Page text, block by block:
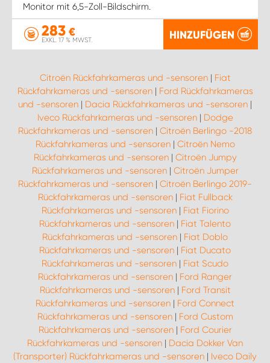
Monitor mit 6,5-Zoll-Bildschirm.
283 €
EXKL. 17 % MWST. HINZUFÜGEN
Citroën Rückfahrkameras und -sensoren| Fiat
Rückfahrkameras und -sensoren| Ford Rückfahrkameras
und -sensoren | Dacia Rückfahrkameras und -sensoren |
Iveco Rückfahrkameras und -sensoren| Dodge
Rückfahrkameras und -sensoren | Citroën Berlingo -2018
Rückfahrkameras und -sensoren| Citroën Nemo
Rückfahrkameras und -sensoren| Citroën Jumpy
Rückfahrkameras und -sensoren| Citroën Jumper
Rückfahrkameras und -sensoren | Citroën Berlingo 2019-
Rückfahrkameras und -sensoren| Fiat Fullback
Rückfahrkameras und -sensoren| Fiat Fiorino
Rückfahrkameras und -sensoren | Fiat Talento
Rückfahrkameras und -sensoren | Fiat Doblo
Rückfahrkameras und -sensoren | Fiat Ducato
Rückfahrkameras und -sensoren | Fiat Scudo
Rückfahrkameras und -sensoren | Ford Ranger
Rückfahrkameras und -sensoren| Ford Transit
Rückfahrkameras und -sensoren | Ford Connect
Rückfahrkameras und -sensoren| Ford Custom
Rückfahrkameras und -sensoren| Ford Courier
Rückfahrkameras und -sensoren | Dacia Dokker Van
(Transporter) Rückfahrkameras und -sensoren | Iveco Daily